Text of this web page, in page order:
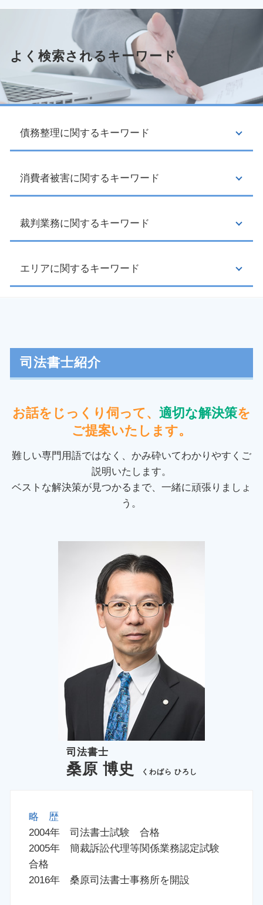
よく検索されるキーワード
債務整理に関するキーワード
民事再生 デメリット
任意整理 住宅ローン
民事再生 手続き
任意整理 携帯 分割
督促状 とは
民事再生 条件
個人再生 期間
少額 管財
過払い金 ローン
過払い金 請求 時効
消費者被害に関するキーワード
クーリングオフ制度 対象
マルチ商法 勧誘
不正 請求
クーリングオフ 手続き
振り込め詐欺 通報
投資詐欺 マッチングアプリ
訪問販売 クーリングオフ
クーリングオフ 内容証明
クーリングオフ 方法
消費者契約法 クーリングオフ
クーリングオフ 期間
裁判業務に関するキーワード
債権 回収
交通事故 慰謝料 計算
家賃 未払い
債権 譲渡
借金 取り立て
債権回収 時効
養育費 強制執行 流れ
交通事故 損害賠償
交通事故 慰謝料 相場
エリアに関するキーワード
民事再生 府中市 相談
過払い金 千葉県 相談
裁判業務 日野市 相談
民事再生 埼玉県 相談
任意整理 日野市 司法書士
任意整理 神奈川県 相談
個人再生 千葉県 司法書士
債務整理 多摩市 司法書士
過払い金 日野市 司法書士
個人再生 日野市 相談
裁判業務 府中市 司法書士
司法書士紹介
お話をじっくり伺って、 適切な解決策を
ご提案いたします。
難しい専門用語ではなく、かみ砕いてわかりやすくご
説明いたします。
ベストな解決策が見つかるまで、一緒に頑張りましょ
う。
司法書士
桑原 博史 くわばら ひろし
略 歴
2004年 司法書士試験 合格
2005年 簡裁訴訟代理等関係業務認定試験
合格
2016年 桑原司法書士事務所を開設